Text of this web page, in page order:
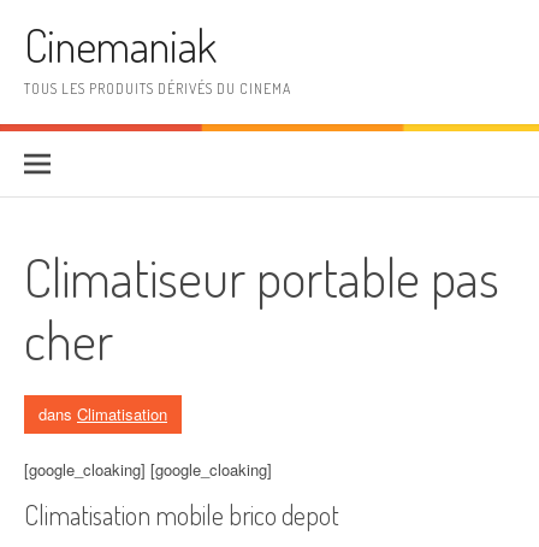
Cinemaniak
TOUS LES PRODUITS DÉRIVÉS DU CINEMA
Climatiseur portable pas
cher
dans Climatisation
[google_cloaking] [google_cloaking]
Climatisation mobile brico depot